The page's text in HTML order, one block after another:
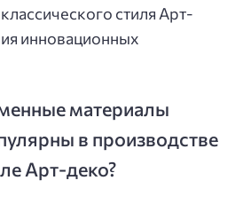
стиля Арт-
инновационных
материалы
в производстве
Арт-деко?